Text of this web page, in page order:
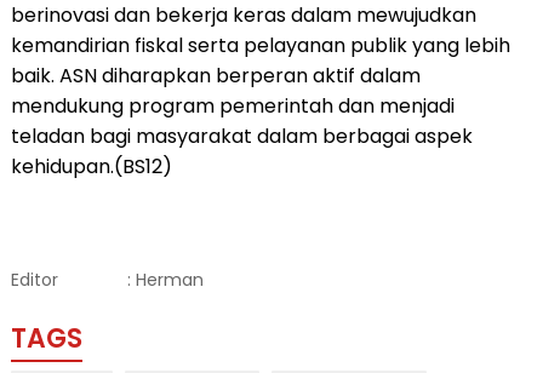
berinovasi dan bekerja keras dalam mewujudkan
kemandirian fiskal serta pelayanan publik yang lebih
baik. ASN diharapkan berperan aktif dalam
mendukung program pemerintah dan menjadi
teladan bagi masyarakat dalam berbagai aspek
kehidupan.(BS12)
Editor : Herman
TAGS